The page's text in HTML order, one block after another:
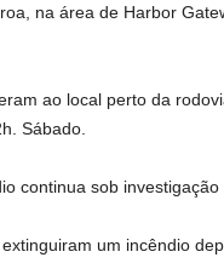
na área de Harbor
ao local perto da
Sábado.
continua sob
um incêndio